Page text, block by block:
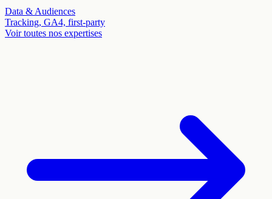
Data & Audiences
Tracking, GA4, first-party
Voir toutes nos expertises